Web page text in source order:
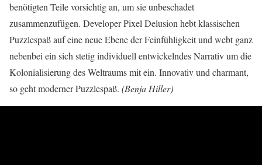
benötigten Teile vorsichtig an, um sie unbeschadet
zusammenzufügen. Developer Pixel Delusion hebt klassischen
Puzzlespaß auf eine neue Ebene der Feinfühligkeit und webt ganz
nebenbei ein sich stetig individuell entwickelndes Narrativ um die
Kolonialisierung des Weltraums mit ein. Innovativ und charmant,
so geht moderner Puzzlespaß. (Benja Hiller)